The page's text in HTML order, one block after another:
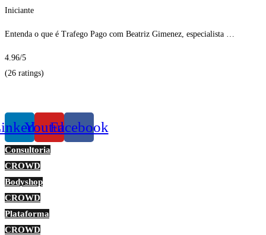
Iniciante
Entenda o que é Trafego Pago com Beatriz Gimenez, especialista …
4.96/5
(26 ratings)
YoutubeFacebook
Consultoria
CROWD
Bodyshop
CROWD
Plataforma
CROWD